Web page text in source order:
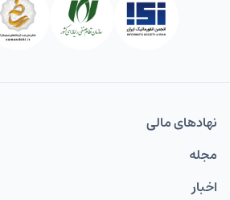
نهاد‌های مالی
مجله
اخبار